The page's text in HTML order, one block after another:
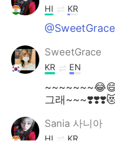
HI KR
@SweetGrace
SweetGrace
KR EN
그래
Sania 사니아
HI KR